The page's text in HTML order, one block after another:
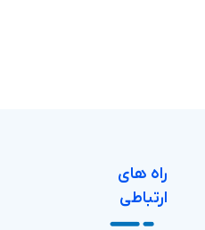
راه های
ارتباطی